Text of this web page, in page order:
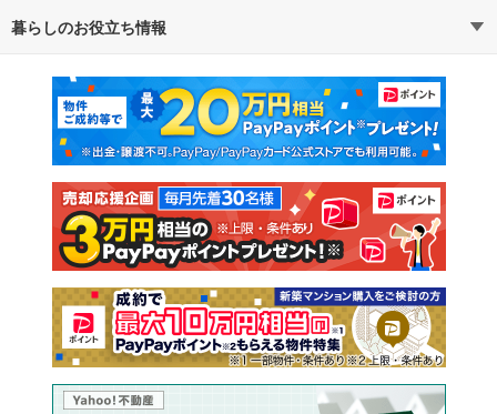
通勤・通学時間から探す
不動産・住宅
新築マンション 中古マンション
新築一戸建て 中古一戸建て
注文住宅 土地
売却査定
暮らしのお役立ち情報
マンションカタログ 教えて！住まいの先生